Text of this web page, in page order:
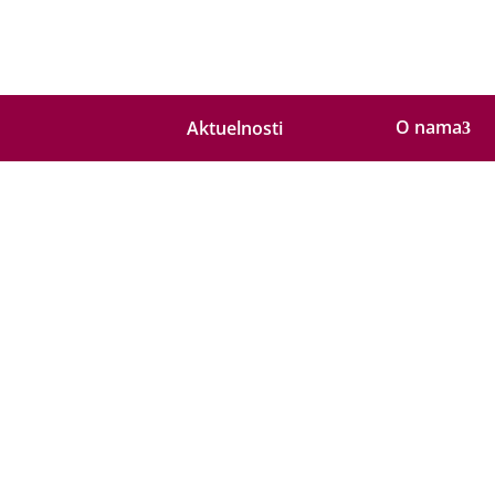
Aktuelnosti O nama